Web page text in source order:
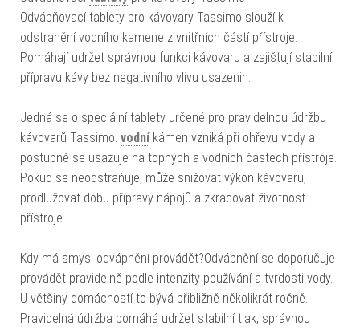
Odvápňovací tablety pro kávovary Tassimo slouží k
odstranění vodního kamene z vnitřních částí přístroje.
Pomáhají udržet správnou funkci kávovaru a zajišťují stabilní
přípravu kávy bez negativního vlivu usazenin.
Jedná se o speciální tablety určené pro pravidelnou údržbu
kávovarů Tassimo. vodníkámen vzniká při ohřevu vody a
postupně se usazuje na topných a vodních částech přístroje.
Pokud se neodstraňuje, může snižovat výkon kávovaru,
prodlužovat dobu přípravy nápojů a zkracovat životnost
přístroje.
Kdy má smysl odvápnění provádět?Odvápnění se doporučuje
provádět pravidelně podle intenzity používání a tvrdosti vody.
U většiny domácností to bývá přibližně několikrát ročně.
Pravidelná údržba pomáhá udržet stabilní tlak, správnou